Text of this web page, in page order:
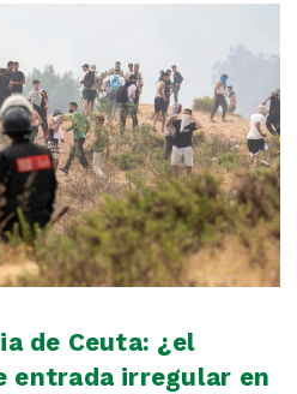
de Ceuta: ¿el
entrada irregular en